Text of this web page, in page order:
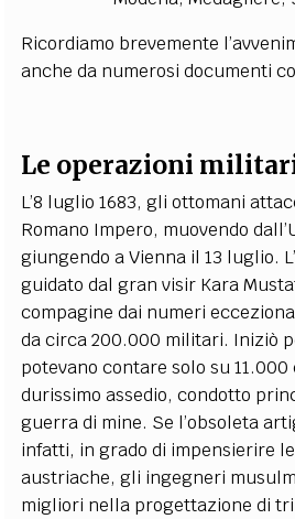
Ricordiamo brevemente
anche da numerosi documenti
Le operazioni
L’8 luglio 1683, gli ottomani
Romano Impero, muovendo
giungendo a Vienna il 13 luglio.
guidato dal gran visir Kara
compagine dai numeri
da circa 200.000 militari. Iniziò
potevano contare solo su
durissimo assedio, condotto
guerra di mine. Se l’obsoleta
infatti, in grado di impensierire
austriache, gli ingegneri
migliori nella progettazione di